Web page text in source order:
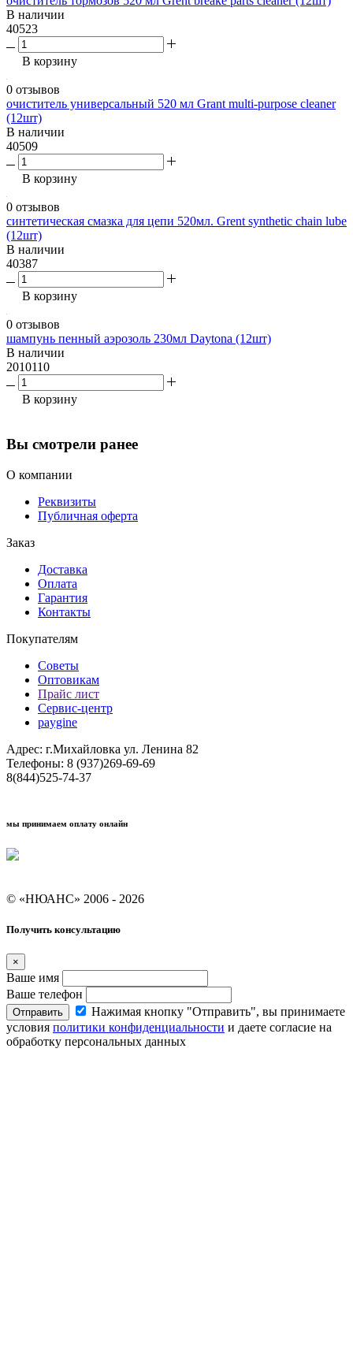
В наличии
40523
В корзину
0 отзывов
очиститель универсальный 520 мл Grant multi-purpose cleaner
(12шт)
В наличии
40509
В корзину
0 отзывов
синтетическая смазка для цепи 520мл. Grent synthetic chain lube
(12шт)
В наличии
40387
В корзину
0 отзывов
шампунь пенный аэрозоль 230мл Daytona (12шт)
В наличии
2010110
В корзину
Вы смотрели ранее
О компании
Реквизиты
Публичная оферта
Заказ
Доставка
Оплата
Гарантия
Контакты
Покупателям
Советы
Оптовикам
Прайс лист
Сервис-центр
paygine
Адрес: г.Михайловка ул. Ленина 82
Телефоны: 8 (937)269-69-69
8(844)525-74-37
мы принимаем оплату онлайн
© «НЮАНС» 2006 - 2026
Получить консультацию
×
Ваше имя
Ваше телефон
Отправить
Нажимая кнопку "Отправить", вы принимаете
условия политики конфиденциальности и даете согласие на
обработку персональных данных